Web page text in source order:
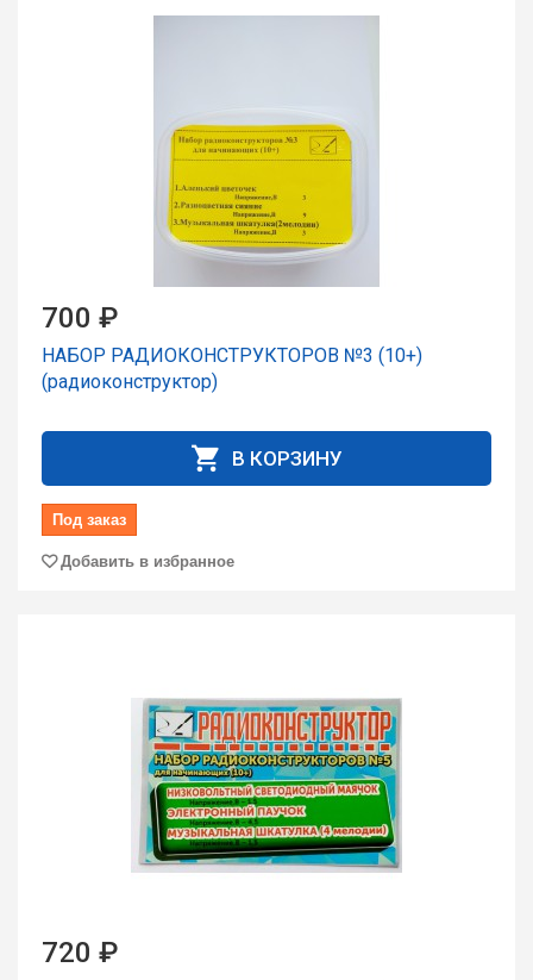
700 ₽
НАБОР РАДИОКОНСТРУКТОРОВ №3 (10+)
(радиоконструктор)
В КОРЗИНУ
Под заказ
Добавить в избранное
720 ₽